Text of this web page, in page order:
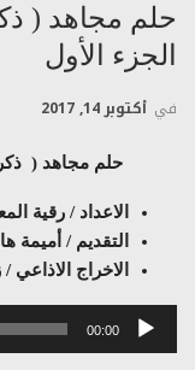
حلم مجاهد (
الجزء الأول
في أكتوبر 14, 2017
حلم مجاهد (
الاعداد / رقية
التقديم / أميمة
الاخراج الاذاعي
مشغل
00:00